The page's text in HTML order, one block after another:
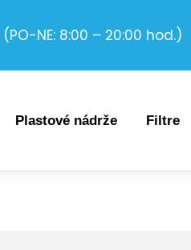
(PO-NE: 8:00 – 20:00 hod.)
Plastové nádrže Filtre